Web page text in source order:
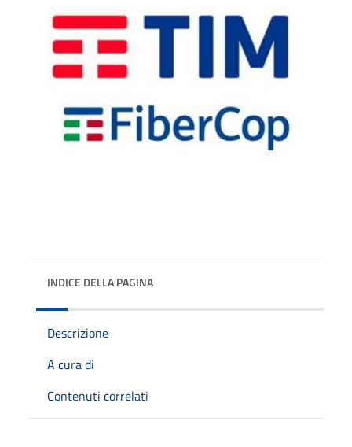
INDICE DELLA PAGINA
Descrizione
A cura di
Contenuti correlati